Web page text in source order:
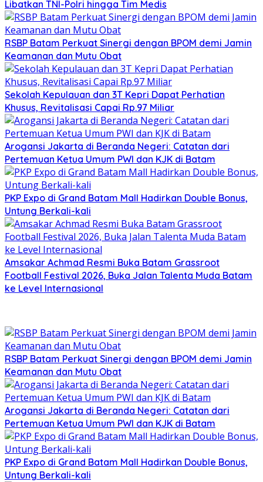
Libatkan TNI-Polri hingga Tim Medis
RSBP Batam Perkuat Sinergi dengan BPOM demi Jamin
Keamanan dan Mutu Obat
Sekolah Kepulauan dan 3T Kepri Dapat Perhatian
Khusus, Revitalisasi Capai Rp.97 Miliar
Arogansi Jakarta di Beranda Negeri: Catatan dari
Pertemuan Ketua Umum PWI dan KJK di Batam
PKP Expo di Grand Batam Mall Hadirkan Double Bonus,
Untung Berkali-kali
Amsakar Achmad Resmi Buka Batam Grassroot
Football Festival 2026, Buka Jalan Talenta Muda Batam
ke Level Internasional
RSBP Batam Perkuat Sinergi dengan BPOM demi Jamin
Keamanan dan Mutu Obat
Arogansi Jakarta di Beranda Negeri: Catatan dari
Pertemuan Ketua Umum PWI dan KJK di Batam
PKP Expo di Grand Batam Mall Hadirkan Double Bonus,
Untung Berkali-kali